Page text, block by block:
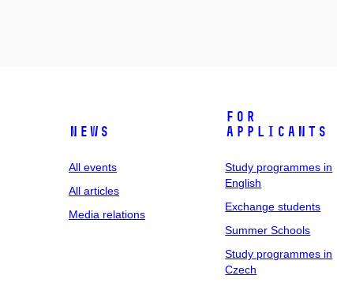
News
All events
All articles
Media relations
For
applicants
Study programmes in
English
Exchange students
Summer Schools
Study programmes in
Czech